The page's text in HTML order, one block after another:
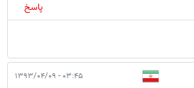
پاسخ
۰۳:۴۵ - ۱۳۹۳/۰۴/۰۹